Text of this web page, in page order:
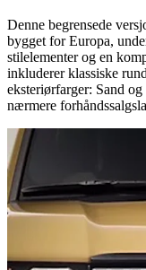
Denne begrensede
bygget for Europa,
stilelementer og en
inkluderer klassiske
eksteriørfarger: Sand
nærmere